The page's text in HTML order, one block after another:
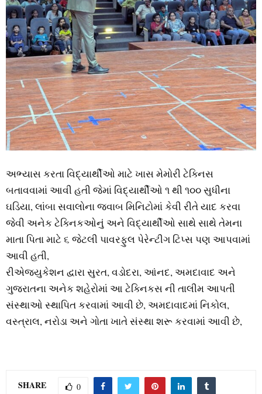
અભ્યાસ કરતા વિદ્યાર્થીઓ માટે ખાસ મેમોરી ટેક્નિસ
બતાવવામાં આવી હતી જેમાં વિદ્યાર્થીઓ ૧ થી ૧૦૦ સુધીના
ઘડિયા, લાંબા સવાલોના જવાબ મિનિટોમાં કેવી રીતે યાદ કરવા
જેવી અનેક ટેક્નિકઓનું અને વિદ્યાર્થીઓ સાથે સાથે તેમના
માતા પિતા માટે ૬ જેટલી પાવરફુલ પેરેન્ટીગ ટિપ્સ પણ આપવામાં
આવી હતી,
રીએજ્યુકેશન દ્વારા સુરત, વડોદરા, આંનદ, અમદાવાદ અને
ગુજરાતના અનેક શહેરોમાં આ ટેક્નિકસ ની તાલીમ આપતી
સંસ્થાઓ સ્થાપિત કરવામાં આવી છે, અમદાવાદમાં નિકોલ,
વસ્ત્રાલ, નરોડા અને ગોતા ખાતે સંસ્થા શરૂ કરવામાં આવી છે,
SHARE 0